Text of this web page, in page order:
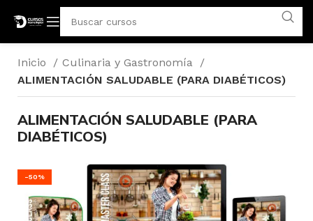
Inicio
Culinaria y Gastronomía
ALIMENTACIÓN SALUDABLE (PARA DIABÉTICOS)
ALIMENTACIÓN SALUDABLE (PARA
DIABÉTICOS)
-50%